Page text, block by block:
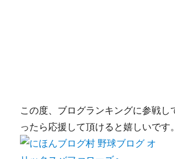
この度、ブログランキングに参戦し
ったら応援して頂けると嬉しいです。